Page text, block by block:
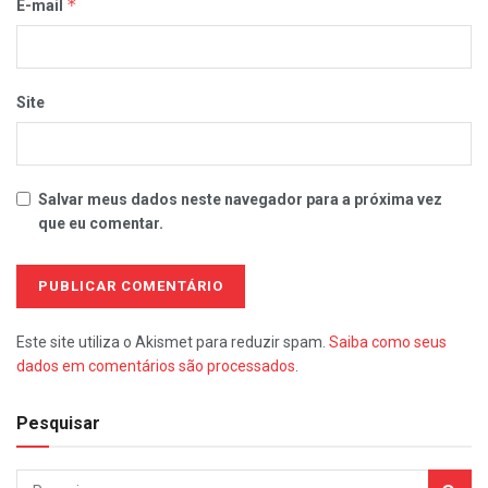
E-mail *
Site
Salvar meus dados neste navegador para a próxima vez
que eu comentar.
Este site utiliza o Akismet para reduzir spam. Saiba como seus
dados em comentários são processados
Pesquisar